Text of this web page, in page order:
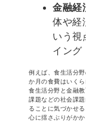
金融経
体や経
いう視
イング
例えば、食生活分
か月の食費はいく
食生活分野と金融
課題などの社会課
ることに気づかせ
心に揺さぶりがか